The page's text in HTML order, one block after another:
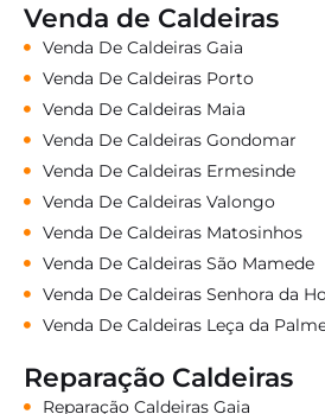
Venda de Caldeiras
Venda De Caldeiras Gaia
Venda De Caldeiras Porto
Venda De Caldeiras Maia
Venda De Caldeiras Gondomar
Venda De Caldeiras Ermesinde
Venda De Caldeiras Valongo
Venda De Caldeiras Matosinhos
Venda De Caldeiras São Mamede
Venda De Caldeiras Senhora da
Venda De Caldeiras Leça da
Reparação Caldeiras
Reparação Caldeiras Gaia